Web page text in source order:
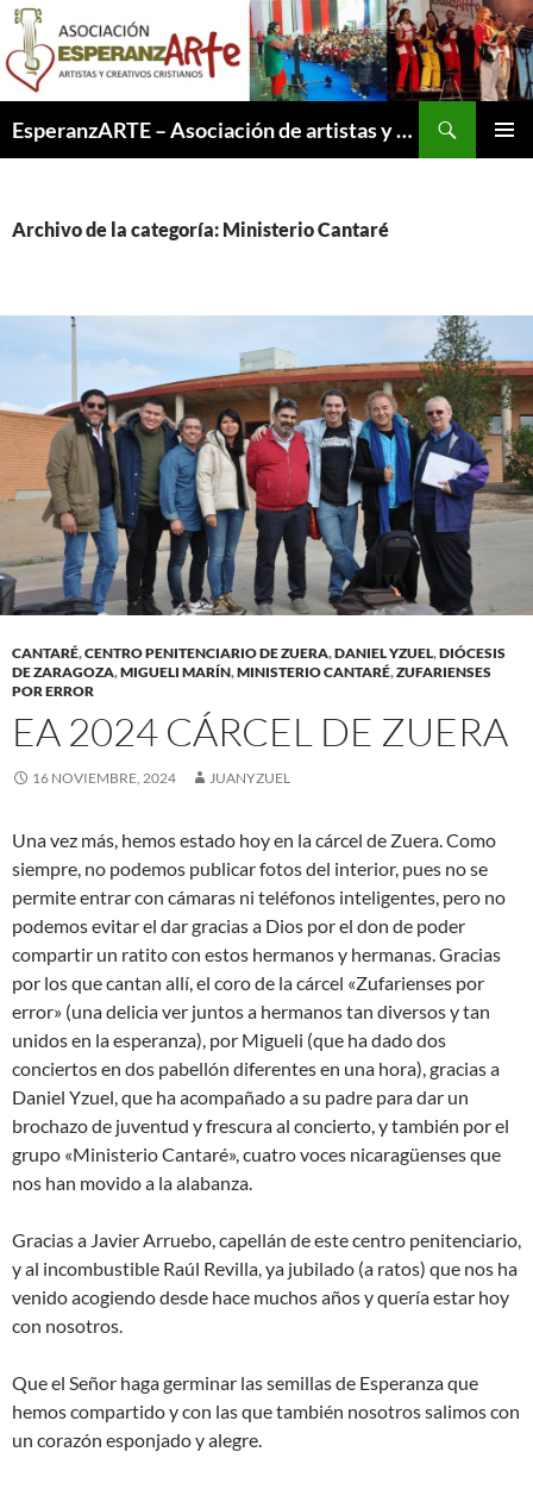
Saltar
contenido
EsperanzARTE – Asociación de artistas y creativos cristianos
Archivo de la categoría: Ministerio Cantaré
CANTARÉ,CENTRO PENITENCIARIO DE ZUERA,DANIEL YZUEL,DIÓCESIS
DE ZARAGOZA,MIGUELI MARÍN,MINISTERIO CANTARÉ,ZUFARIENSES
POR ERROR
EA 2024 CÁRCEL DE ZUERA
16 NOVIEMBRE, 2024 JUANYZUEL
Una vez más, hemos estado hoy en la cárcel de Zuera. Como
siempre, no podemos publicar fotos del interior, pues no se
permite entrar con cámaras ni teléfonos inteligentes, pero no
podemos evitar el dar gracias a Dios por el don de poder
compartir un ratito con estos hermanos y hermanas. Gracias
por los que cantan allí, el coro de la cárcel «Zufarienses por
error» (una delicia ver juntos a hermanos tan diversos y tan
unidos en la esperanza), por Migueli (que ha dado dos
conciertos en dos pabellón diferentes en una hora), gracias a
Daniel Yzuel, que ha acompañado a su padre para dar un
brochazo de juventud y frescura al concierto, y también por el
grupo «Ministerio Cantaré», cuatro voces nicaragüenses que
nos han movido a la alabanza.
Gracias a Javier Arruebo, capellán de este centro penitenciario,
y al incombustible Raúl Revilla, ya jubilado (a ratos) que nos ha
venido acogiendo desde hace muchos años y quería estar hoy
con nosotros.
Que el Señor haga germinar las semillas de Esperanza que
hemos compartido y con las que también nosotros salimos con
un corazón esponjado y alegre.